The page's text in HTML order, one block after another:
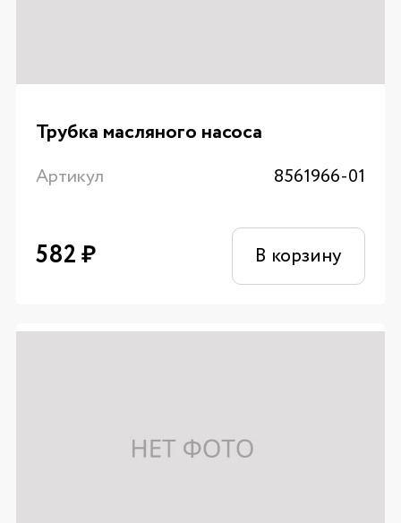
Трубка масляного насоса
Артикул 8561966-01
582₽ В корзину